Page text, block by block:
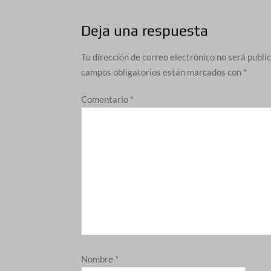
Deja una respuesta
Tu dirección de correo electrónico no será
campos obligatorios están marcados con *
Comentario *
Nombre *